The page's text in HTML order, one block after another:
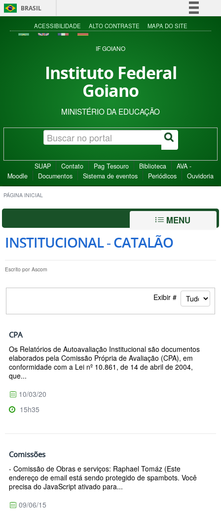
BRASIL
Simplifique!
Acesso à informação
ACESSIBILIDADE ALTO CONTRASTE MAPA DO SITE
IF GOIANO
Instituto Federal
Goiano
MINISTÉRIO DA EDUCAÇÃO
SUAP Contato Pag Tesouro Biblioteca
AVA -
Moodle
Documentos Sistema de eventos Periódicos Ouvidoria
PÁGINA INICIAL
MENU
INSTITUCIONAL - CATALÃO
Escrito por Ascom
Exibir #
CPA
Os Relatórios de Autoavaliação Institucional são documentos
elaborados pela Comissão Própria de Avaliação (CPA), em
conformidade com a Lei nº 10.861, de 14 de abril de 2004,
que...
10/03/20
15h35
Comissões
- Comissão de Obras e serviços: Raphael Tomáz (Este
endereço de email está sendo protegido de spambots. Você
precisa do JavaScript ativado para...
09/06/15